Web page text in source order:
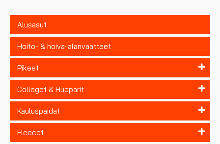
Alusasut
Hoito- & hoiva-alanvaatteet
Pikeet
Colleget & Hupparit
Kauluspaidat
Fleecet